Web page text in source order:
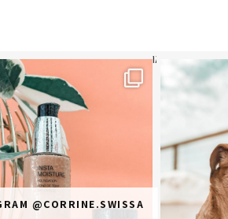
@CORRINE.SWISSA
הראשונה או